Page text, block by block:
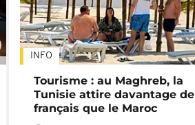
INFO
Tourisme : au Maghreb, la
Tunisie attire davantage de
français que le Maroc